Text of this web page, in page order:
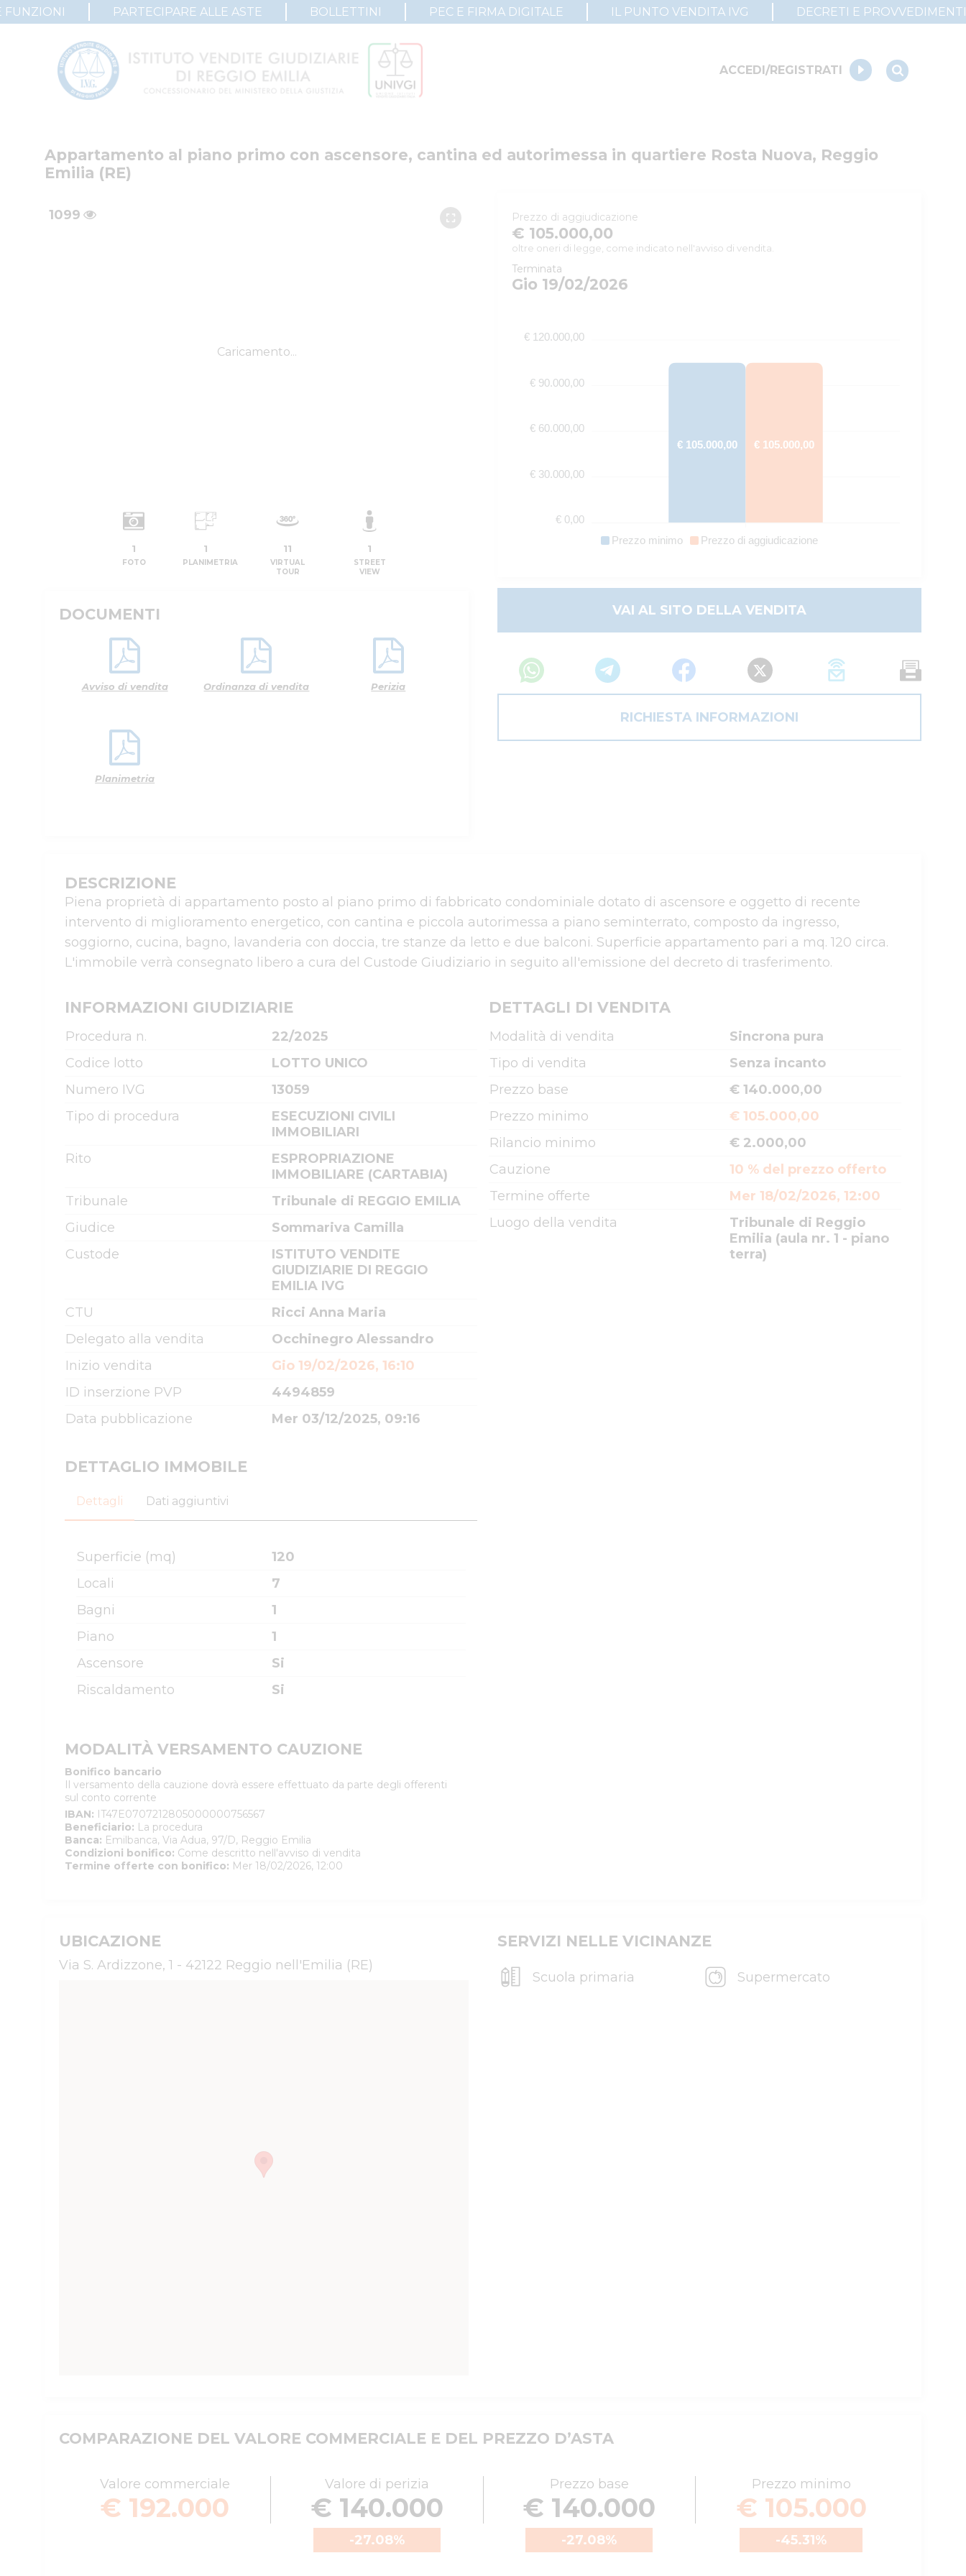
FUNZIONI PARTECIPARE ALLE ASTE BOLLETTINI PEC E FIRMA DIGITALE IL PUNTO VENDITA IVG DECRETI E PROVVEDIMENTI
ACCEDI/REGISTRATI
Appartamento al piano primo con ascensore, cantina ed autorimessa in quartiere Rosta Nuova, Reggio
Emilia (RE)
1099
1
FOTO
1
PLANIMETRIA
11
VIRTUAL
TOUR
1
STREET
VIEW
DOCUMENTI
Avviso di vendita Ordinanza di vendita Perizia
Planimetria
Prezzo di aggiudicazione
€ 105.000,00
oltre oneri di legge, come indicato nell'avviso di vendita.
Terminata
Gio 19/02/2026
Prezzo minimo Prezzo di aggiudicazione
€ 105.000,00 € 105.000,00
€ 120.000,00
€ 90.000,00
€ 60.000,00
€ 30.000,00
€ 0,00
VAI AL SITO DELLA VENDITA
RICHIESTA INFORMAZIONI
DESCRIZIONE
Piena proprietà di appartamento posto al piano primo di fabbricato condominiale dotato di ascensore e oggetto di recente
intervento di miglioramento energetico, con cantina e piccola autorimessa a piano seminterrato, composto da ingresso,
soggiorno, cucina, bagno, lavanderia con doccia, tre stanze da letto e due balconi. Superficie appartamento pari a mq. 120 circa.
L'immobile verrà consegnato libero a cura del Custode Giudiziario in seguito all'emissione del decreto di trasferimento.
INFORMAZIONI GIUDIZIARIE
Procedura n.
22/2025
Codice lotto
LOTTO UNICO
Numero IVG
13059
Tipo di procedura
ESECUZIONI CIVILI
IMMOBILIARI
Rito
ESPROPRIAZIONE
IMMOBILIARE (CARTABIA)
Tribunale
Tribunale di REGGIO EMILIA
Giudice
Sommariva Camilla
Custode
ISTITUTO VENDITE
GIUDIZIARIE DI REGGIO
EMILIA IVG
CTU
Ricci Anna Maria
Delegato alla vendita
Occhinegro Alessandro
Inizio vendita
Gio 19/02/2026, 16:10
ID inserzione PVP
4494859
Data pubblicazione
Mer 03/12/2025, 09:16
DETTAGLI DI VENDITA
Modalità di vendita
Sincrona pura
Tipo di vendita
Senza incanto
Prezzo base
€ 140.000,00
Prezzo minimo
€ 105.000,00
Rilancio minimo
€ 2.000,00
Cauzione
10 % del prezzo offerto
Termine offerte
Mer 18/02/2026, 12:00
Luogo della vendita
Tribunale di Reggio
Emilia (aula nr. 1 - piano
terra)
DETTAGLIO IMMOBILE
Dettagli Dati aggiuntivi
Superficie (mq)
120
Locali
7
Bagni
1
Piano
1
Ascensore
Si
Riscaldamento
Si
MODALITÀ VERSAMENTO CAUZIONE
Bonifico bancario
Il versamento della cauzione dovrà essere effettuato da parte degli offerenti
sul conto corrente
IBAN: IT47E0707212805000000756567
Beneficiario: La procedura
Banca: Emilbanca, Via Adua, 97/D, Reggio Emilia
Condizioni bonifico: Come descritto nell'avviso di vendita
Termine offerte con bonifico: Mer 18/02/2026, 12:00
UBICAZIONE
Via S. Ardizzone, 1 - 42122 Reggio nell'Emilia (RE)
SERVIZI NELLE VICINANZE
Scuola primaria Supermercato
COMPARAZIONE DEL VALORE COMMERCIALE E DEL PREZZO D’ASTA
Valore commerciale
€ 192.000
Valore di perizia
€ 140.000
-27.08%
Prezzo base
€ 140.000
-27.08%
Prezzo minimo
€ 105.000
-45.31%